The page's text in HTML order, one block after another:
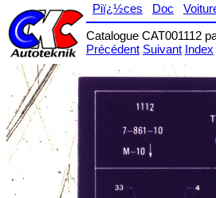
Piï¿½ces Doc
Catalogue CAT001112
Précédent Suivant Index